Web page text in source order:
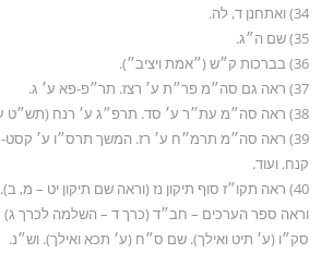
34) ואתחנן ד, לה.
35) שם ה״ג.
36) בברכות ק״ש (״אמת ויציב״).
37) ראה גם סה״מ פר״ת ע׳ רצז. תר״פ-פא ע׳ ג.
38) ראה סה״מ עת״ר ע׳ סד. תרפ״ג ע׳ רנח (תש״ט ע׳ 229). וש״נ.
39) ראה סה״מ תרמ״ח ע׳ רז. המשך תרס״ו ע׳
קנח. ועוד.
40) ראה תקו״ז סוף תיקון נז (וראה שם תיקון יט – מ,
וראה ספר הערכים – חב״ד (כרך ד – השלמה לכרך ג)
סק״ו (ע׳ תיט ואילך). שם ס״ח (ע׳ תכא ואילך). וש״נ.